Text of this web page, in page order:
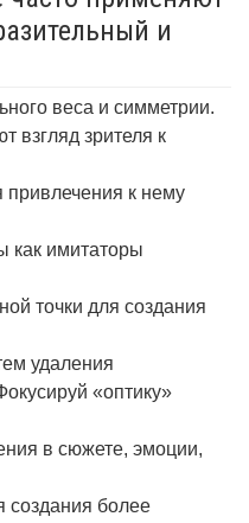
и
веса и симметрии.
взгляд зрителя к
к нему
как имитаторы
точки для создания
удаления
«оптику»
в сюжете, эмоции,
создания более